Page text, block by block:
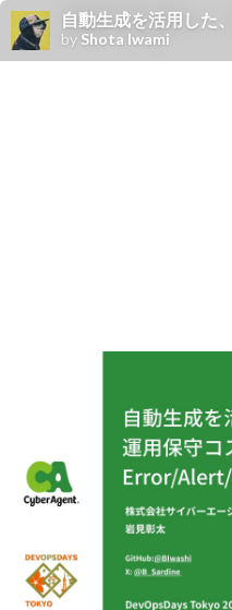
自動生成を活用し
by Shota Iwami